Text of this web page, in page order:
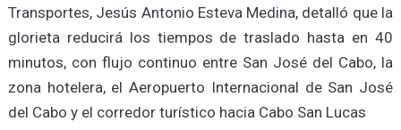
Transportes, Jesús Antonio Esteva Medina, detalló que la
glorieta reducirá los tiempos de traslado hasta en 40
minutos, con flujo continuo entre San José del Cabo, la
zona hotelera, el Aeropuerto Internacional de San José
del Cabo y el corredor turístico hacia Cabo San Lucas